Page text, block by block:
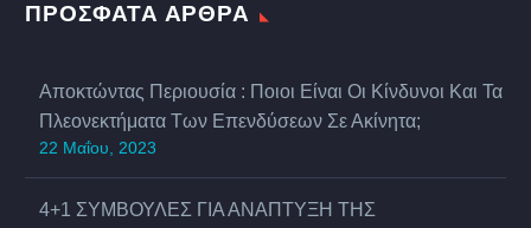
ΠΡΟΣΦΑΤΑ ΑΡΘΡΑ
Αποκτώντας Περιουσία : Ποιοι Είναι Οι Κίνδυνοι Και Τα
Πλεονεκτήματα Των Επενδύσεων Σε Ακίνητα;
22 Μαΐου, 2023
4+1 ΣΥΜΒΟΥΛΕΣ ΓΙΑ ΑΝΑΠΤΥΞΗ ΤΗΣ